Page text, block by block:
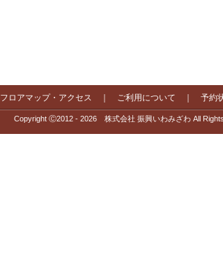
フロアマップ・アクセス ご利用について 予約
Copyright Ⓒ2012 - 2026 株式会社 振興いわみざわ All